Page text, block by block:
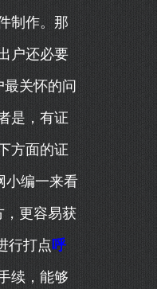
制作。那
户还必要
关怀的问
是，有证
方面的证
小编一来看
，更容易获
行打点呼
续，能够